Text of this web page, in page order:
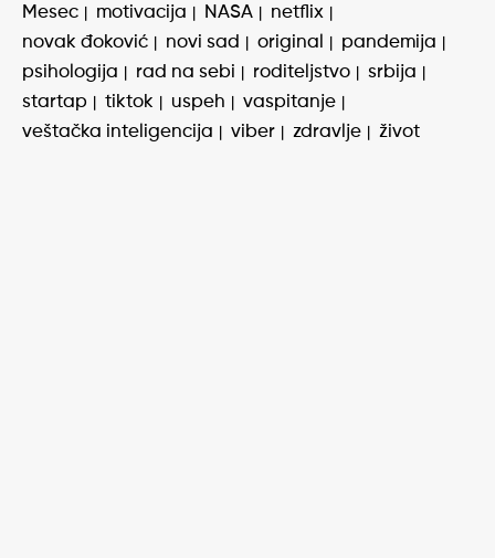
Mesec
motivacija NASA
netflix
novak đoković
novi sad original
pandemija
psihologija
rad na sebi roditeljstvo
srbija
startap
tiktok uspeh
vaspitanje
veštačka inteligencija
viber zdravlje život